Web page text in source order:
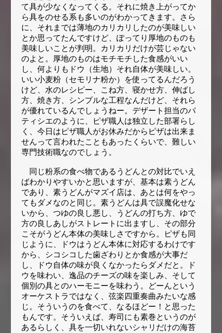
て具が少なくなってくる。それに焼き上がってか
ら具をのせる系も多いのがわかってきます。さら
に、それまでは薄地のカリカリしたのが美味しい
とか思ってたんですけど、ぽってり厚地のものも
美味しいことが判明。カリカリだけが芸じゃない
のよと。厚地のものはモチモチした食感がいい
し、何よりもドウ（生地）それ自体が美味しい。
いい小麦粉（セモリナ粉か）を使ってるんだろう
けど、水のレシピー、こね方、寝かせ方、伸ばし
方、焼き方、シンプルな工程なんだけど、それら
が優れているんでしょうねー。デザート担当のパ
ティシエのように、ピザ職人は独立した部署らし
く、今日はピザ職人がお休みだからピザは出来ま
せんって言われたこともあったくらいで、難しい
専門技術職なのでしょう。
同じ粉系の食べ物であるうどんとの対比でいえ
ばわかりやすいかと思いますが、基本は素うどん
であり、素うどんがマズイ店は、あとは何をやっ
てもダメなのと同じ。素うどんは具で誤魔化せな
いから、つゆの良し悪し、うどんの打ち方、ゆで
方の良しあしがストレートに出ますし、その部分
こそがうどん本体の美味しさですから。ピザも同
じように、ドウはうどん本体に対応するわけです
から、シコシコした歯ざわりとか食感が大事だ
し、ドウ自体の味が良くなかったらダメだと。ド
ウを味わい、逸品のチーズの味を楽しみ、そして
個別の具とのハーモニーを味わう。どーんという
オーケストラではなく、弦楽四重奏曲みたいな感
じ。そういうのを食べて、なるほどー！と思った
もんです。そういえば、寿司にも素巻というのが
あるらしく、具を一切いれないシャリだけの海苔